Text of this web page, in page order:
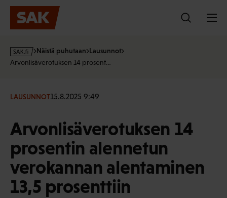
Hyppää
sisältöön
s
a
f
Näistä puhutaan Lausunnot
Arvonlisäverotuksen 14 prosent…
LAUSUNNOT15.8.2025 9:49
Arvonlisäverotuksen 14
prosentin alennetun
verokannan alentaminen
13,5 prosenttiin